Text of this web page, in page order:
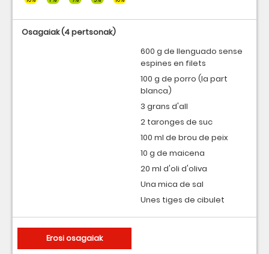
Osagaiak(4 pertsonak)
600 g de llenguado sense
espines en filets
100 g de porro (la part
blanca)
3 grans d'all
2 taronges de suc
100 ml de brou de peix
10 g de maicena
20 ml d'oli d'oliva
Una mica de sal
Unes tiges de cibulet
Erosi osagaiak